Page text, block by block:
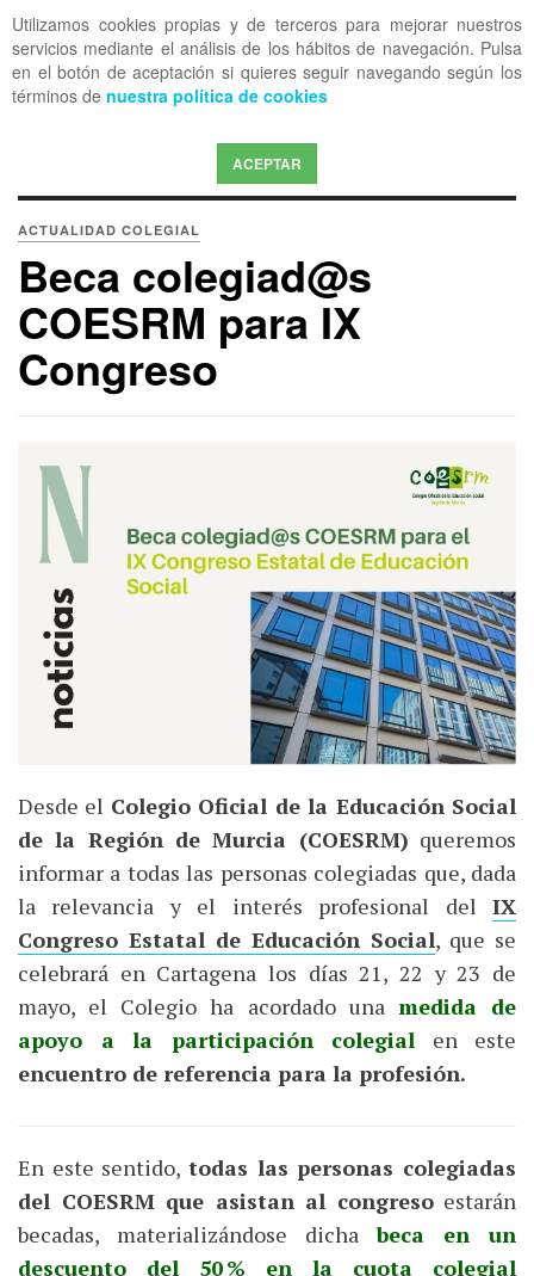
Utilizamos cookies propias y de terceros para mejorar nuestros
servicios mediante el análisis de los hábitos de navegación. Pulsa
en el botón de aceptación si quieres seguir navegando según los
términos de nuestra política de cookies
ACEPTAR
OFF CANVAS
ACTUALIDAD COLEGIAL
Beca colegiad@s
COESRM para IX
Congreso
Desde el Colegio Oficial de la Educación Social
de la Región de Murcia (COESRM) queremos
informar a todas las personas colegiadas que, dada
la relevancia y el interés profesional del IX
Congreso Estatal de Educación Social, que se
celebrará en Cartagena los días 21, 22 y 23 de
mayo, el Colegio ha acordado una medida de
apoyo a la participación colegial en este
encuentro de referencia para la profesión.
En este sentido, todas las personas colegiadas
del COESRM que asistan al congresoestarán
becadas, materializándose dichabeca en un
descuento del 50 % en la cuota colegial